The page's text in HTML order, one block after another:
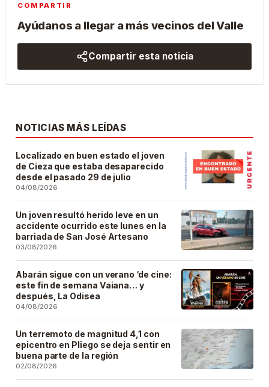
COMPARTIR
Ayúdanos a llegar a más vecinos del Valle
Compartir esta noticia
NOTICIAS MÁS LEÍDAS
Localizado en buen estado el joven
de Cieza que estaba desaparecido
desde el pasado 29 de julio
04/08/2026
Un joven resultó herido leve en un
accidente ocurrido este lunes en la
barriada de San José Artesano
03/08/2026
Abarán sigue con un verano ‘de cine:
este fin de semana Vaiana… y
después, La Odisea
04/08/2026
Un terremoto de magnitud 4,1 con
epicentro en Pliego se deja sentir en
buena parte de la región
02/08/2026